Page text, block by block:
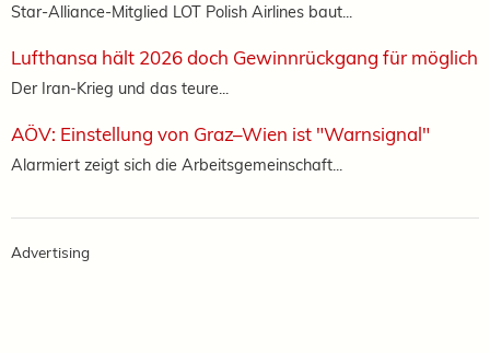
Star-Alliance-Mitglied LOT Polish Airlines baut...
Lufthansa hält 2026 doch Gewinnrückgang für möglich
Der Iran-Krieg und das teure...
AÖV: Einstellung von Graz–Wien ist "Warnsignal"
Alarmiert zeigt sich die Arbeitsgemeinschaft...
Advertising